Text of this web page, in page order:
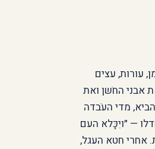
עורות, עצים
אבני החֹשן ואת
מדי העֹבדה
— ״ויִכָּלא העם
אחרי חטא העגל,